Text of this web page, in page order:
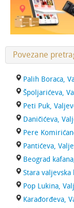
Povezane
Palih Boraca,
Špoljarićeva,
Peti Puk,
Daničićeva,
Pere
Pantićeva,
Beograd
Stara
Pop Lukina,
Karađorđeva,